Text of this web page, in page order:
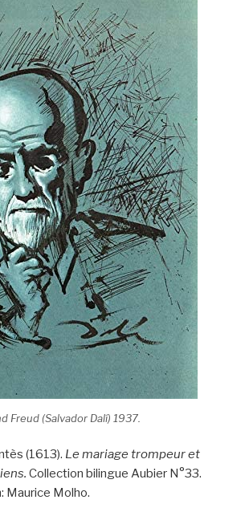
Freud (Salvador Dalí) 1937.
(1613). Le mariage trompeur et
Collection bilingue Aubier N°33.
Maurice Molho.